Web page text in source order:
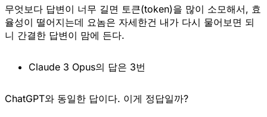
무엇보다 답변이 너무 길면 토큰(token)을 많이 소모해서, 효
율성이 떨어지는데 요놈은 자세한건 내가 다시 물어보면 되
니 간결한 답변이 맘에 든다.
Claude 3 Opus의 답은 3번
ChatGPT와 동일한 답이다. 이게 정답일까?